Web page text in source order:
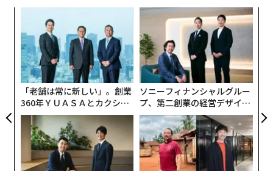
「老舗は常に新しい」。創業
360年ＹＵＡＳＡとカクシン
CEO田尻望が語る、AIを超え
る人の価値
ソニーフィナンシャルグルー
プ、第二創業の経営デザイン
──カギは意志を引き出し、
束ね、共創すること